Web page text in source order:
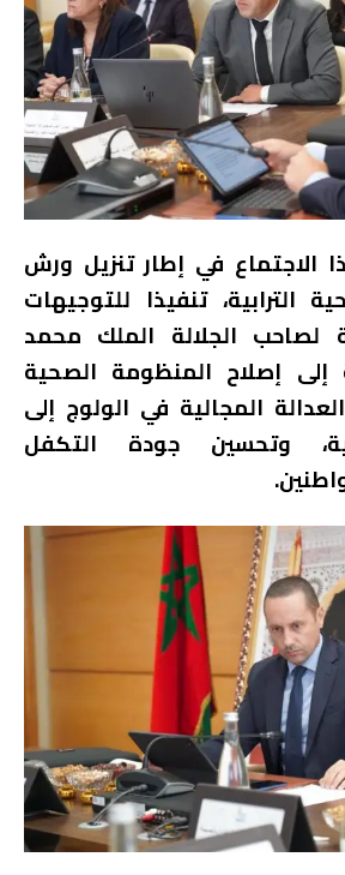
الاجتماع في إطار تنزيل ورش
الترابية، تنفيذا للتوجيهات
لصاحب الجلالة الملك محمد
إلى إصلاح المنظومة الصحية
المجالية في الولوج إلى
وتحسين جودة التكفل